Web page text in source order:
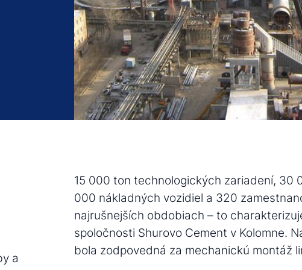
a
15 000 ton technologických zariadení, 30
000 nákladných vozidiel a 320
najrušnejších obdobiach – to
spoločnosti Shurovo Cement v Kolomne.
bola zodpovedná za mechanickú montáž